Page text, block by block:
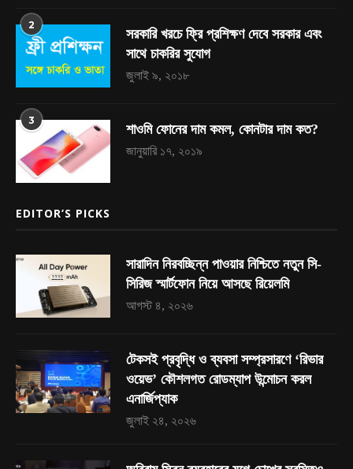
2
সরকারি খরচে ফ্রি প্রশিক্ষণ দেবে সরকার এবং
সাথে চাকরির সুযোগ
জুলাই ৯, ২০১৮
3
শাওমি ফোনের দাম কমল, কোনটার দাম কত?
জানুয়ারি ১৭, ২০১৯
EDITOR’S PICKS
সারাদিন নিরবচ্ছিন্ন পাওয়ার নিশ্চিতে নতুন সি-
সিরিজ স্মার্টফোন নিয়ে আসছে রিয়েলমি
আগস্ট ৪, ২০২৬
টেকসই প্রবৃদ্ধি ও ব্যবসা সম্প্রসারণে ‘রিভার
ওয়েভ’ কৌশলগত রোডম্যাপ উন্মোচন করল
এনার্জিপ্যাক
জুলাই ২৪, ২০২৬